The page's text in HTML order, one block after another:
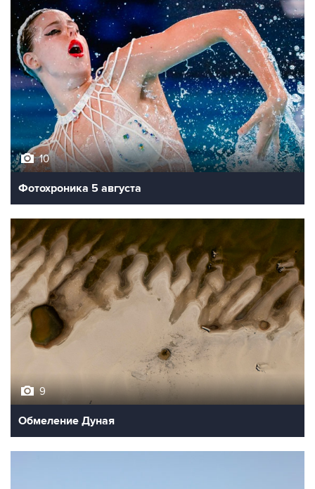
10
Фотохроника 5 августа
9
Обмеление Дуная